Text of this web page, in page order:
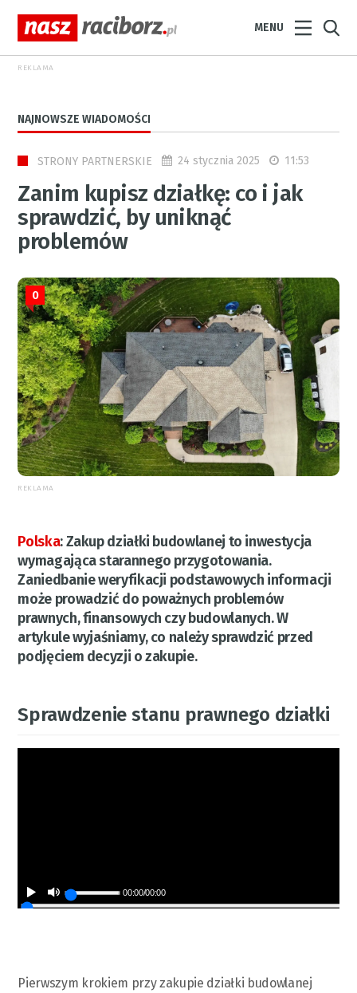
MENU
REKLAMA
NAJNOWSZE WIADOMOŚCI
STRONY PARTNERSKIE 24 stycznia 2025 11:53
Zanim kupisz działkę: co i jak
sprawdzić, by uniknąć
problemów
0
REKLAMA
Polska:Zakup działki budowlanej to inwestycja
wymagająca starannego przygotowania.
Zaniedbanie weryfikacji podstawowych informacji
może prowadzić do poważnych problemów
prawnych, finansowych czy budowlanych. W
artykule wyjaśniamy, co należy sprawdzić przed
podjęciem decyzji o zakupie.
Sprawdzenie stanu prawnego działki
00:00/00:00
Pierwszym krokiem przy zakupie działki budowlanej